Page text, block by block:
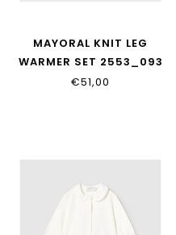
MAYORAL KNIT LEG
WARMER SET 2553_093
€51,00